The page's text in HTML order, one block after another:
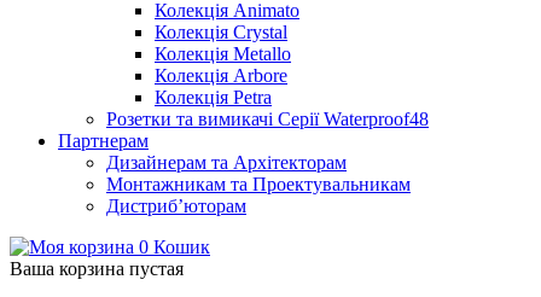
Колекція Animato
Колекція Crystal
Колекція Metallo
Колекція Arbore
Колекція Petra
Розетки та вимикачі Серії Waterproof48
Партнерам
Дизайнерам та Архітекторам
Монтажникам та Проектувальникам
Дистриб’юторам
0 Кошик
Ваша корзина пустая